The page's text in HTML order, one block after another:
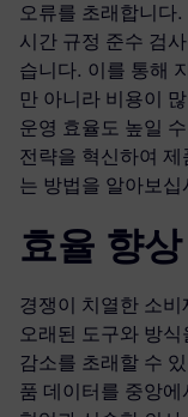
오류를 초래합니다
시간 규정 준수 검
습니다. 이를 통해
만 아니라 비용이
운영 효율도 높일
전략을 혁신하여
는 방법을 알아보십
효율 향
경쟁이 치열한 소
오래된 도구와 방
감소를 초래할 수
품 데이터를 중앙